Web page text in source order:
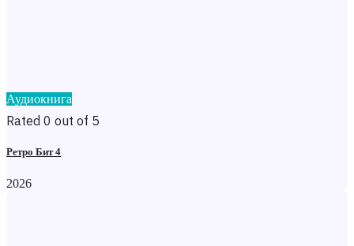
Аудиокнига
Rated 0 out of 5
Ретро Бит 4
2026